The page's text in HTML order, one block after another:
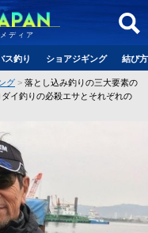
ディア
ス釣り ショアジギング 結び
グ
落とし込み釣りの三大要素の
イ釣りの必殺エサとそれぞれの